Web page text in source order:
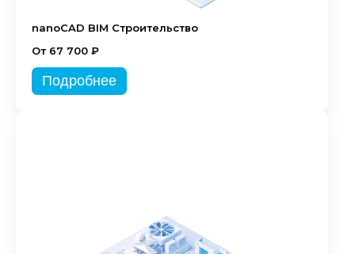
nanoCAD BIM Строительство
От 67 700 ₽
Подробнее